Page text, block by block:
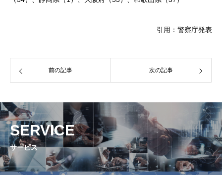
引用：警察庁発表
前の記事 次の記事
SERVICE
サービス